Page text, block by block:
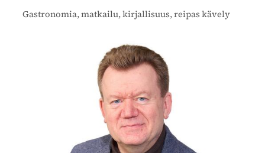
Gastronomia, matkailu, kirjallisuus, reipas kävely